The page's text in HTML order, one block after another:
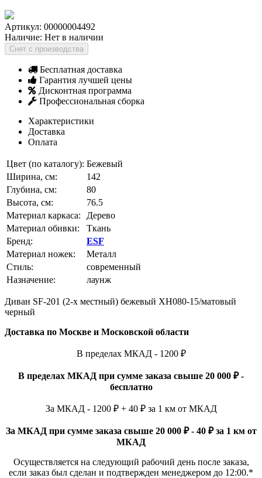
Артикул: 00000004492
Наличие: Нет в наличии
Снят с производства
Бесплатная доставка
Гарантия лучшей цены
Дисконтная программа
Профессиональная сборка
Характеристики
Доставка
Оплата
Цвет (по каталогу): Бежевый
Ширина, см:
142
Глубина, см:
80
Высота, см:
76.5
Материал каркаса:
Дерево
Материал обивки:
Ткань
Бренд:
ESF
Материал ножек:
Металл
Стиль:
современный
Назначение:
лаунж
Диван SF-201 (2-х местный) бежевый XH080-15/матовый
черный
Доставка по Москве и Московской области
В пределах МКАД - 1200 ₽
В пределах МКАД при сумме заказа свыше 20 000 ₽ -
бесплатно
За МКАД - 1200 ₽ + 40 ₽ за 1 км от МКАД
За МКАД при сумме заказа свыше 20 000 ₽ - 40 ₽ за 1 км от
МКАД
Осуществляется на следующий рабочий день после заказа,
если заказ был сделан и подтвержден менеджером до 12:00.*